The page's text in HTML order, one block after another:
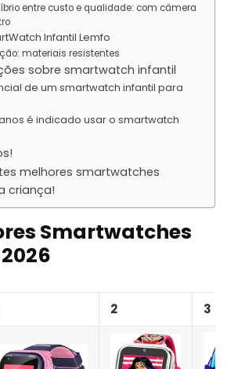
entre custo e qualidade: com câmera
Infantil Lemfo
materiais resistentes
sobre smartwatch infantil
de um smartwatch infantil para
é indicado usar o smartwatch
melhores smartwatches
criança!
Smartwatches
2 3